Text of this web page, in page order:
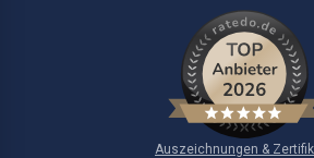
Auszeichnungen &